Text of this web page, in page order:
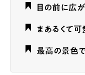
目の前に広
まあるくて
最高の景色